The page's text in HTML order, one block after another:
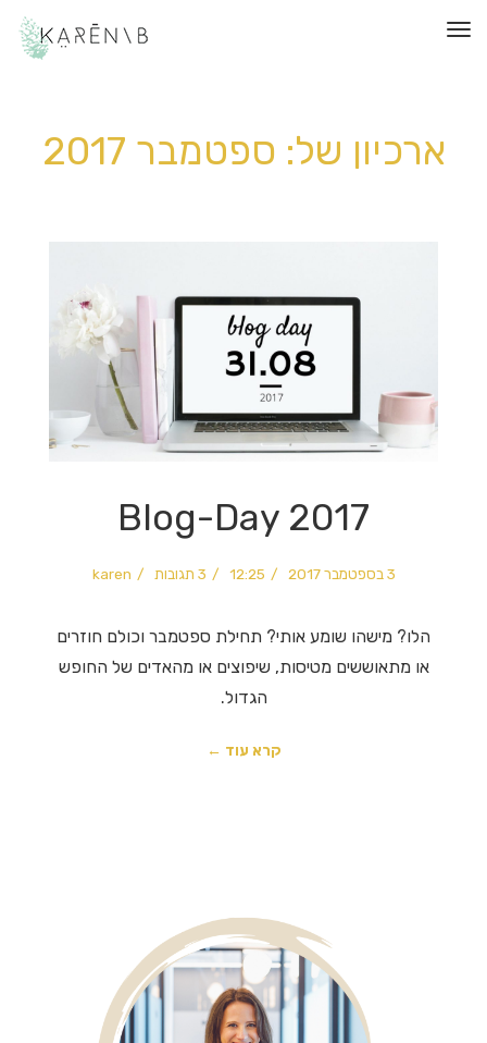
תפריט
ארכיון של: ספטמבר 2017
Blog-Day 2017
3 בספטמבר 2017 12:25 3 תגובות karen
הלו? מישהו שומע אותי? תחילת ספטמבר וכולם חוזרים
או מתאוששים מטיסות, שיפוצים או מהאדים של החופש
הגדול.
קרא עוד ←